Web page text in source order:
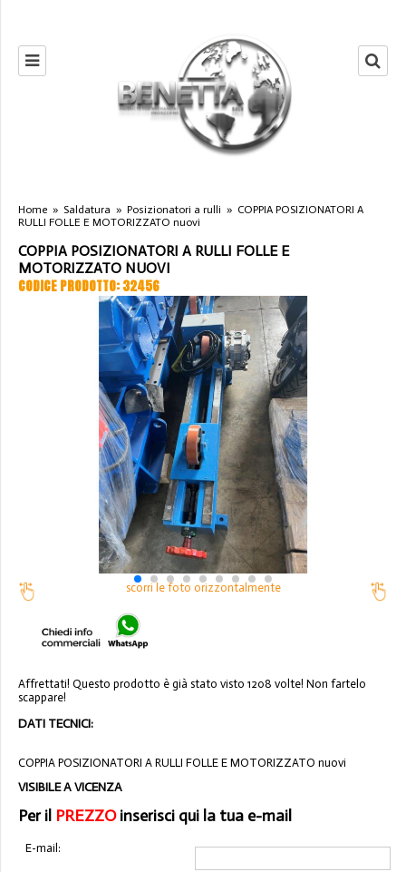
Home » Saldatura » Posizionatori a rulli » COPPIA POSIZIONATORI A
RULLI FOLLE E MOTORIZZATO nuovi
COPPIA POSIZIONATORI A RULLI FOLLE E
MOTORIZZATO NUOVI
CODICE PRODOTTO: 32456
scorri le foto orizzontalmente
Affrettati! Questo prodotto è già stato visto 1208 volte! Non fartelo
scappare!
DATI TECNICI:
COPPIA POSIZIONATORI A RULLI FOLLE E MOTORIZZATO nuovi
VISIBILE A VICENZA
Per il PREZZOinserisci qui la tua e-mail
E-mail: